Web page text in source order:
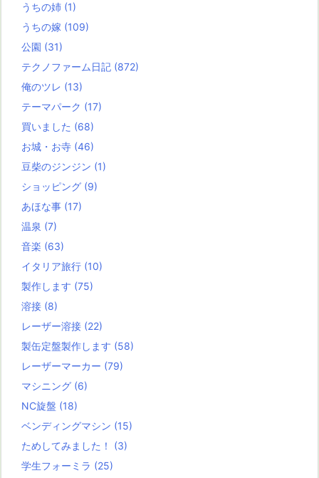
うちの姉 (1)
うちの嫁 (109)
公園 (31)
テクノファーム日記 (872)
俺のツレ (13)
テーマパーク (17)
買いました (68)
お城・お寺 (46)
豆柴のジンジン (1)
ショッピング (9)
あほな事 (17)
温泉 (7)
音楽 (63)
イタリア旅行 (10)
製作します (75)
溶接 (8)
レーザー溶接 (22)
製缶定盤製作します (58)
レーザーマーカー (79)
マシニング (6)
NC旋盤 (18)
ベンディングマシン (15)
ためしてみました！ (3)
学生フォーミラ (25)